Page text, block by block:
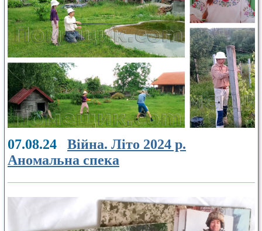
07.08.24 Війна. Літо 2024 р.
Аномальна спека